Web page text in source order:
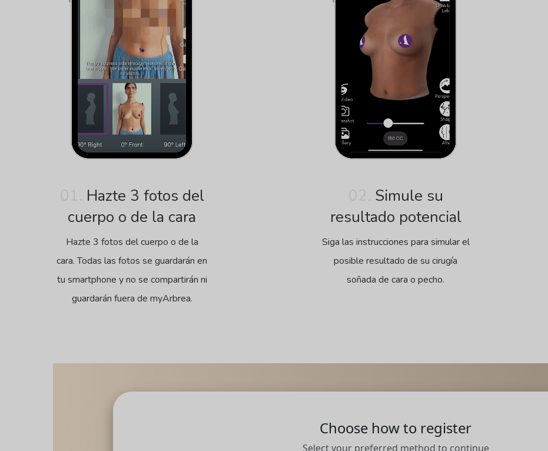
Hazte 3 fotos del
cuerpo o de la cara
Hazte 3 fotos del cuerpo o de la
cara. Todas las fotos se guardarán en
tu smartphone y no se compartirán ni
guardarán fuera de myArbrea.
Simule su
resultado potencial
Siga las instrucciones para simular el
posible resultado de su cirugía
soñada de cara o pecho.